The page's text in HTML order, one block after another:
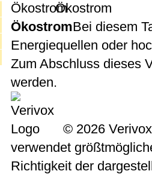
Ökostrom
ÖkostromBei diesem
Energiequellen oder
Zum Abschluss dieses
werden.
© 2026
verwendet
Richtigkeit der